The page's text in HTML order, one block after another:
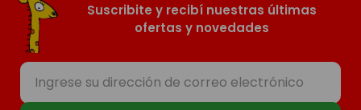
Suscribite y recibí nuestras últimas
ofertas y novedades